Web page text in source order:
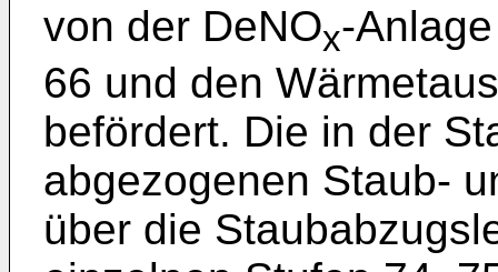
von der DeNOx-
66 und den
befördert. Die in der
abgezogenen Staub-
über die